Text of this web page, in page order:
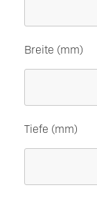
Breite (mm)
Tiefe (mm)